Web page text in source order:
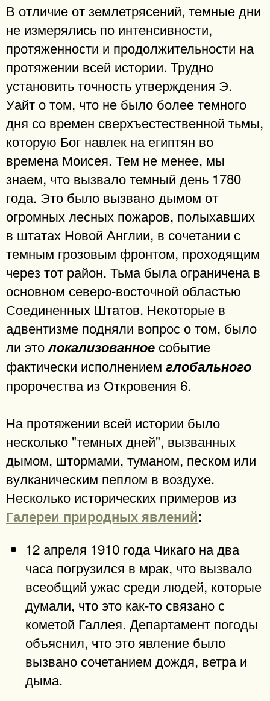
В отличие от землетрясений, темные дни
не измерялись по интенсивности,
протяженности и продолжительности на
протяжении всей истории. Трудно
установить точность утверждения Э.
Уайт о том, что не было более темного
дня со времен сверхъестественной тьмы,
которую Бог навлек на египтян во
времена Моисея. Тем не менее, мы
знаем, что вызвало темный день 1780
года. Это было вызвано дымом от
огромных лесных пожаров, полыхавших
в штатах Новой Англии, в сочетании с
темным грозовым фронтом, проходящим
через тот район. Тьма была ограничена в
основном северо-восточной областью
Соединенных Штатов. Некоторые в
адвентизме подняли вопрос о том, было
ли этолокализованное событие
фактически исполнением глобального
пророчества из Откровения 6.
На протяжении всей истории было
несколько "темных дней", вызванных
дымом, штормами, туманом, песком или
вулканическим пеплом в воздухе.
Несколько исторических примеров из
Галереи природных явлений:
12 апреля 1910 года Чикаго на два
часа погрузился в мрак, что вызвало
всеобщий ужас среди людей, которые
думали, что это как-то связано с
кометой Галлея. Департамент погоды
объяснил, что это явление было
вызвано сочетанием дождя, ветра и
дыма.